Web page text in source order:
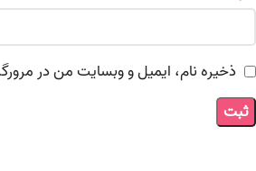
ذخیره نام، ایمیل و وبسایت من در